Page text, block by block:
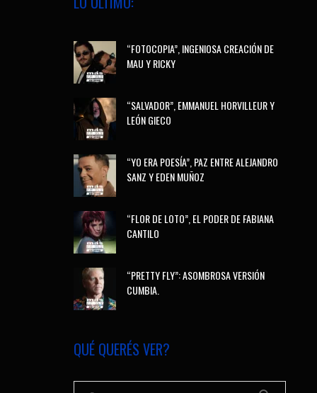
“FOTOCOPIA”, INGENIOSA CREACIÓN DE
MAU Y RICKY
“SALVADOR”, EMMANUEL HORVILLEUR Y
LEÓN GIECO
“YO ERA POESÍA”, PAZ ENTRE ALEJANDRO
SANZ Y EDEN MUÑOZ
“FLOR DE LOTO”, EL PODER DE FABIANA
CANTILO
“PRETTY FLY”: ASOMBROSA VERSIÓN
CUMBIA.
QUÉ QUERÉS VER?